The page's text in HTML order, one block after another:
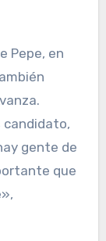
Pepe, en
candidato,
gente de
que